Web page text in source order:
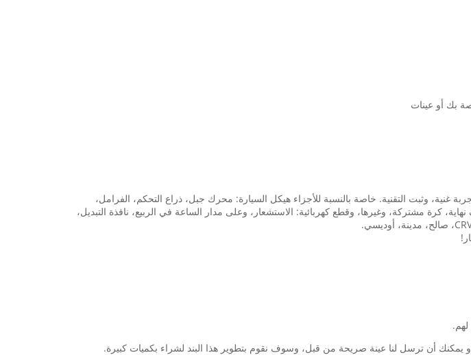
انواع قطع غيار السيارات مع تجربة غنية، وثبت التقنية. خاصة بالنسبة للأجزاء هيكل السيارة: محرك جبل، ذراع التحكم، الفرامل،
كرة مشتركة، وغيرها، وقطع كهربائية: الاستشعار، وعلى مدار الساعة في الربيع، نافذة التبديل،
أن ترسل لنا عينة صريحة من قبل، وسوف نقوم بتطوير هذا البند لشراء بكميات كبيرة.